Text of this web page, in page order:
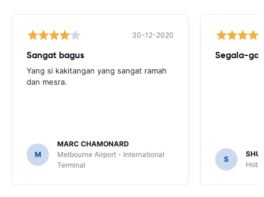
30-12-2020
Sangat bagus
Yang si kakitangan yang sangat ramah
dan mesra.
M
MARC CHAMONARD
Melbourne Airport - International
Terminal
Segala-
S